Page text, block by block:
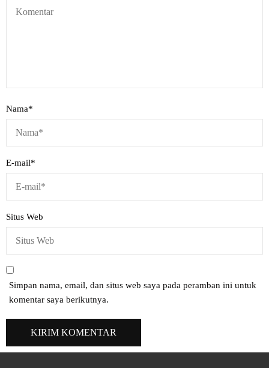
Nama*
E-mail*
Situs Web
Simpan nama, email, dan situs web saya pada peramban ini untuk
komentar saya berikutnya.